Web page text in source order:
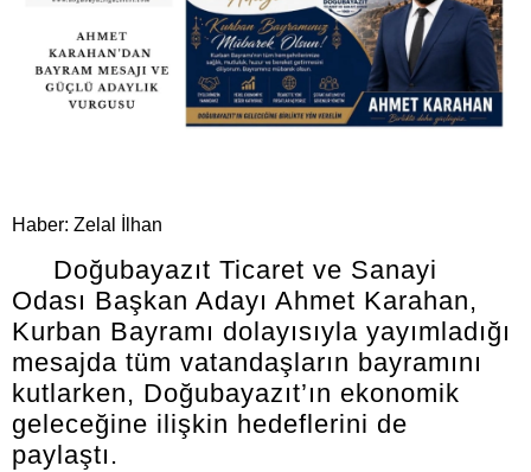
Haber: Zelal İlhan
Doğubayazıt Ticaret ve Sanayi
Odası Başkan Adayı Ahmet Karahan,
Kurban Bayramı dolayısıyla yayımladığı
mesajda tüm vatandaşların bayramını
kutlarken, Doğubayazıt’ın ekonomik
geleceğine ilişkin hedeflerini de
paylaştı.